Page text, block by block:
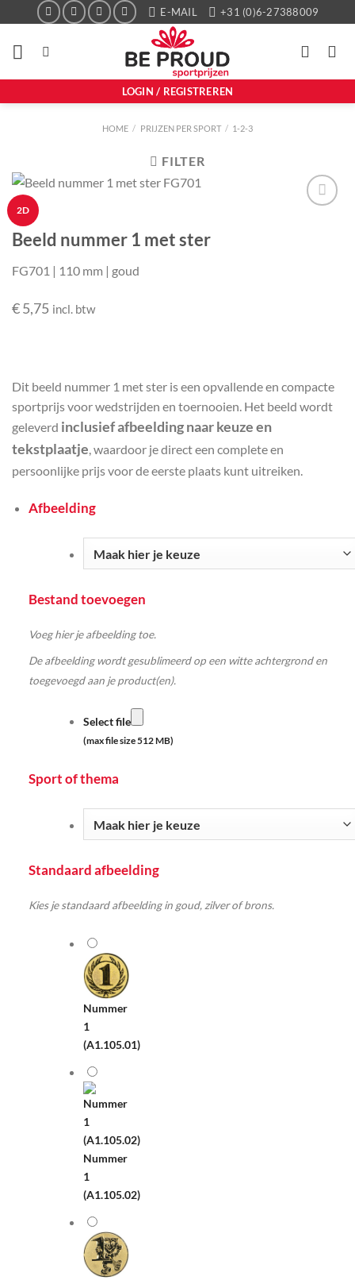
inhoud
E-MAIL +31 (0)6-27388009
LOGIN / REGISTREREN
HOME / PRIJZEN PER SPORT / 1-2-3
FILTER
2D
Beeld nummer 1 met ster
FG701 | 110 mm | goud
€5,75 incl. btw
Dit beeld nummer 1 met ster is een opvallende en compacte
sportprijs voor wedstrijden en toernooien. Het beeld wordt
geleverd inclusief afbeelding naar keuze en
tekstplaatje, waardoor je direct een complete en
persoonlijke prijs voor de eerste plaats kunt uitreiken.
Afbeelding
Bestand toevoegen
Voeg hier je afbeelding toe.
De afbeelding wordt gesublimeerd op een witte achtergrond en
toegevoegd aan je product(en).
Select file
(max file size 512 MB)
Sport of thema
Standaard afbeelding
Kies je standaard afbeelding in goud, zilver of brons.
Nummer
1
(A1.105.01)
Nummer
1
(A1.105.02)